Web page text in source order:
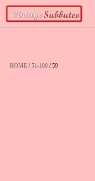
Vai
HOME /51-100 / 59